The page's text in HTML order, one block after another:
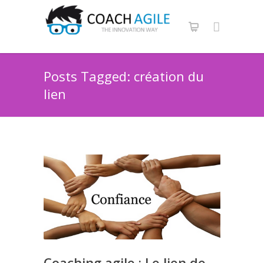
Posts Tagged: création du
lien